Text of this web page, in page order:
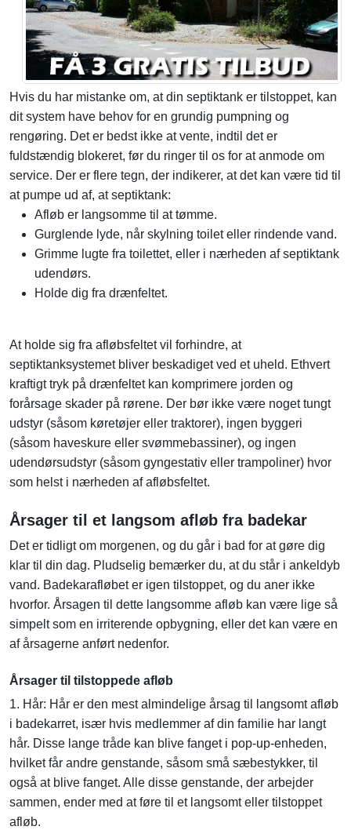
Hvis du har mistanke om, at din septiktank er tilstoppet, kan
dit system have behov for en grundig pumpning og
rengøring. Det er bedst ikke at vente, indtil det er
fuldstændig blokeret, før du ringer til os for at anmode om
service. Der er flere tegn, der indikerer, at det kan være tid til
at pumpe ud af, at septiktank:
Afløb er langsomme til at tømme.
Gurglende lyde, når skylning toilet eller rindende vand.
Grimme lugte fra toilettet, eller i nærheden af septiktank
udendørs.
Holde dig fra drænfeltet.
At holde sig fra afløbsfeltet vil forhindre, at
septiktanksystemet bliver beskadiget ved et uheld. Ethvert
kraftigt tryk på drænfeltet kan komprimere jorden og
forårsage skader på rørene. Der bør ikke være noget tungt
udstyr (såsom køretøjer eller traktorer), ingen byggeri
(såsom haveskure eller svømmebassiner), og ingen
udendørsudstyr (såsom gyngestativ eller trampoliner) hvor
som helst i nærheden af ​​afløbsfeltet.
Årsager til et langsom afløb fra badekar
Det er tidligt om morgenen, og du går i bad for at gøre dig
klar til din dag. Pludselig bemærker du, at du står i ankeldyb
vand. Badekarafløbet er igen tilstoppet, og du aner ikke
hvorfor. Årsagen til dette langsomme afløb kan være lige så
simpelt som en irriterende opbygning, eller det kan være en
af ​​årsagerne anført nedenfor.
Årsager til tilstoppede afløb
1. Hår: Hår er den mest almindelige årsag til langsomt afløb
i badekarret, især hvis medlemmer af din familie har langt
hår. Disse lange tråde kan blive fanget i pop-up-enheden,
hvilket får andre genstande, såsom små sæbestykker, til
også at blive fanget. Alle disse genstande, der arbejder
sammen, ender med at føre til et langsomt eller tilstoppet
afløb.